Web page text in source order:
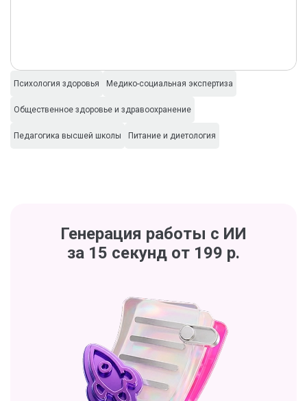
Психология здоровья Медико-социальная экспертиза
Общественное здоровье и здравоохранение
Педагогика высшей школы Питание и диетология
Генерация работы с ИИ
за 15 секунд от 199 р.